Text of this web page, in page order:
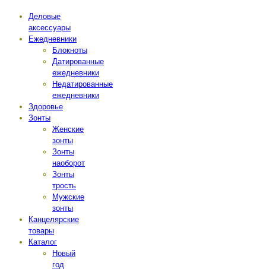
Деловые
аксессуары
Ежедневники
Блокноты
Датированные
ежедневники
Недатированные
ежедневники
Здоровье
Зонты
Женские
зонты
Зонты
наоборот
Зонты
трость
Мужские
зонты
Канцелярские
товары
Каталог
Новый
год